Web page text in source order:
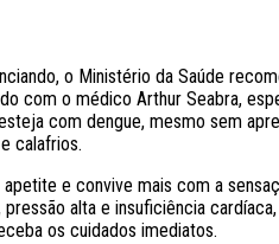
o Ministério da Saúde
com o médico Arthur Seabra,
com dengue, mesmo sem
calafrios.
e convive mais com a
alta e insuficiência
os cuidados imediatos.